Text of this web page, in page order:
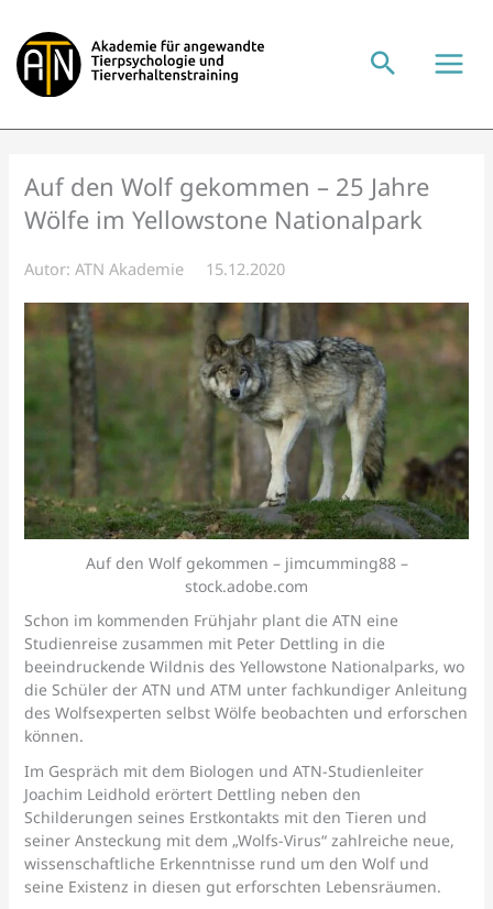
Inhalt
springen
Auf den Wolf gekommen – 25 Jahre
Wölfe im Yellowstone Nationalpark
Autor: ATN Akademie 15.12.2020
Auf den Wolf gekommen – jimcumming88 –
stock.adobe.com
Schon im kommenden Frühjahr plant die ATN eine
Studienreise zusammen mit Peter Dettling in die
beeindruckende Wildnis des Yellowstone Nationalparks, wo
die Schüler der ATN und ATM unter fachkundiger Anleitung
des Wolfsexperten selbst Wölfe beobachten und erforschen
können.
Im Gespräch mit dem Biologen und ATN-Studienleiter
Joachim Leidhold erörtert Dettling neben den
Schilderungen seines Erstkontakts mit den Tieren und
seiner Ansteckung mit dem „Wolfs-Virus“ zahlreiche neue,
wissenschaftliche Erkenntnisse rund um den Wolf und
seine Existenz in diesen gut erforschten Lebensräumen.